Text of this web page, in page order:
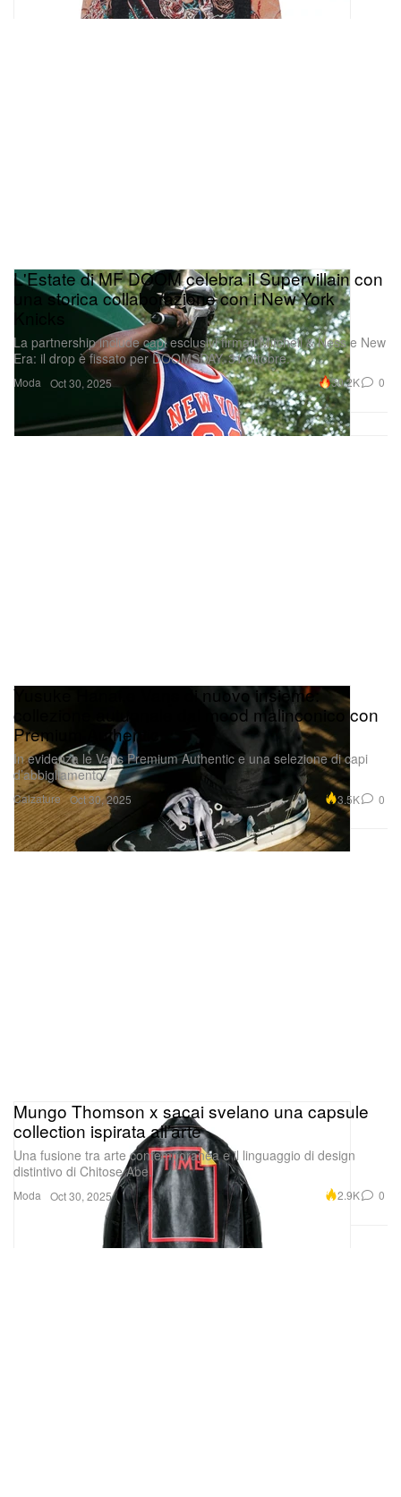
Moda
L'Estate di MF DOOM celebra il Supervillain con
una storica collaborazione con i New York
La partnership include capi esclusivi firmati Mitchell & Ness e New
Era: il drop è fissato per DOOMSDAY, 31 ottobre.
Oct 30, 2025 30.2K 0
Calzature
Yusuke Hanai e Vans di nuovo insieme:
collezione autunnale dal mood malinconico con
Premium Authentic
In evidenza le Vans Premium Authentic e una selezione di capi
d’abbigliamento.
Oct 30, 2025 3.5K 0
Moda
Mungo Thomson x sacai svelano una capsule
collection ispirata all’arte
Una fusione tra arte contemporanea e il linguaggio di design
distintivo di Chitose Abe.
Oct 30, 2025 2.9K 0